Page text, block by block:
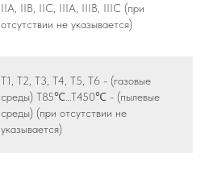
IIA, IIB, IIС, IIIA, IIIB, IIIС (при
отсутствии не указывается)
Т1, Т2, Т3, Т4, Т5, Т6 - (газовые
среды) Т85℃…Т450℃ - (пылевые
среды) (при отсутствии не
указывается)